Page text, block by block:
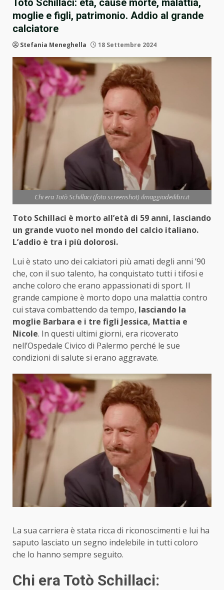
Totò Schillaci: età, cause morte, malattia,
moglie e figli, patrimonio. Addio al grande
calciatore
Stefania Meneghella 18 Settembre 2024
Chi era Totò Schillaci (foto screenshot) ilmaggiodeilibri.it
Toto Schillaci è morto all’età di 59 anni, lasciando
un grande vuoto nel mondo del calcio italiano.
L’addio è tra i più dolorosi.
Lui è stato uno dei calciatori più amati degli anni ’90
che, con il suo talento, ha conquistato tutti i tifosi e
anche coloro che erano appassionati di sport. Il
grande campione è morto dopo una malattia contro
cui stava combattendo da tempo, lasciando la
moglie Barbara e i tre figli Jessica, Mattia e
Nicole. In questi ultimi giorni, era ricoverato
nell’Ospedale Civico di Palermo perché le sue
condizioni di salute si erano aggravate.
La sua carriera è stata ricca di riconoscimenti e lui ha
saputo lasciato un segno indelebile in tutti coloro
che lo hanno sempre seguito.
Chi era Totò Schillaci: